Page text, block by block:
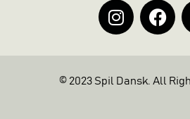
© 2023 Spil Dansk. All